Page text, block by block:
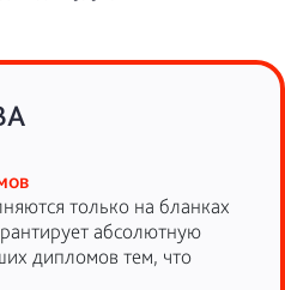
только на бланках
абсолютную
дипломов тем, что